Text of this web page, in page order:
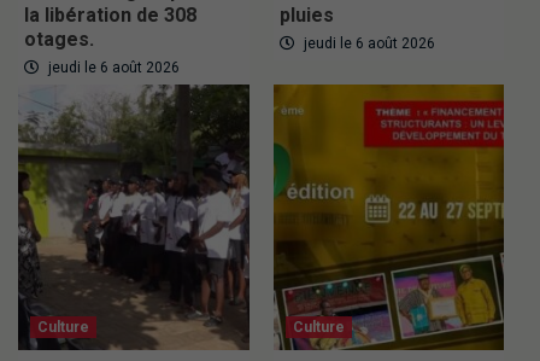
la libération de 308
otages.
jeudi le 6 août 2026
pluies
jeudi le 6 août 2026
Culture Culture